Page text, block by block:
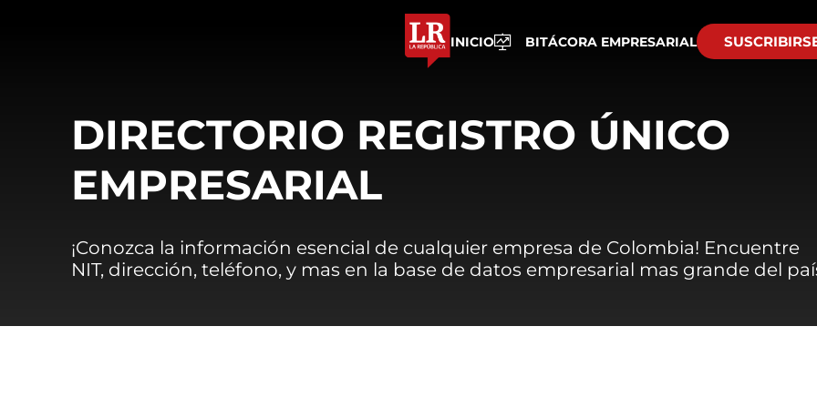
INICIO BITÁCORA EMPRESARIAL
DIRECTORIO REGISTRO ÚNICO
EMPRESARIAL
¡Conozca la información esencial de cualquier empresa de Colombia! Encuentre
NIT, dirección, teléfono, y mas en la base de datos empresarial mas grande del